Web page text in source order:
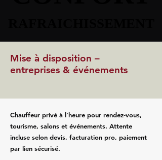
Mise à disposition –
entreprises & événements
Chauffeur privé à l’heure pour rendez‑vous,
tourisme, salons et événements. Attente
incluse selon devis, facturation pro, paiement
par lien sécurisé.